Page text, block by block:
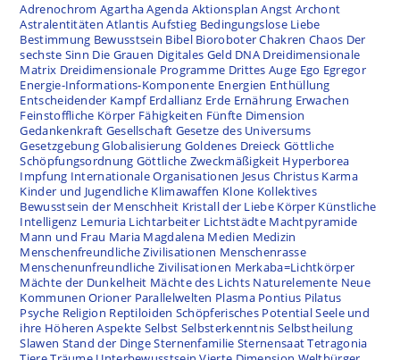
Adrenochrom AgarthaAgenda Aktionsplan Angst Archont
Astralentitäten Atlantis Aufstieg Bedingungslose Liebe
Bestimmung Bewusstsein Bibel BioroboterChakren Chaos Der
sechste Sinn Die Grauen Digitales Geld DNA Dreidimensionale
Matrix Dreidimensionale Programme Drittes Auge Ego Egregor
Energie-Informations-Komponente Energien Enthüllung
Entscheidender Kampf Erdallianz Erde Ernährung Erwachen
Feinstoffliche Körper Fähigkeiten Fünfte Dimension
Gedankenkraft Gesellschaft Gesetze des Universums
GesetzgebungGlobalisierung Goldenes Dreieck Göttliche
Schöpfungsordnung Göttliche Zweckmäßigkeit Hyperborea
Impfung Internationale Organisationen Jesus Christus Karma
Kinder und Jugendliche Klimawaffen Klone Kollektives
Bewusstsein der Menschheit Kristall der Liebe Körper Künstliche
Intelligenz Lemuria Lichtarbeiter Lichtstädte Machtpyramide
Mann und Frau Maria Magdalena Medien Medizin
Menschenfreundliche Zivilisationen Menschenrasse
Menschenunfreundliche Zivilisationen Merkaba=Lichtkörper
Mächte der Dunkelheit Mächte des Lichts Naturelemente Neue
Kommunen Orioner Parallelwelten Plasma Pontius Pilatus
Psyche Religion Reptiloiden Schöpferisches PotentialSeele und
ihre Höheren Aspekte Selbst Selbsterkenntnis Selbstheilung
Slawen Stand der DingeSternenfamilie SternensaatTetragonia